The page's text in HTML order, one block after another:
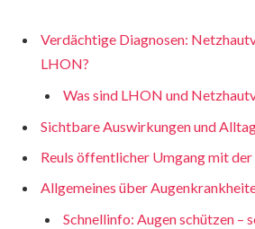
Verdächtige Diagnosen:
LHON?
Was sind LHON und
Sichtbare Auswirkungen und
Reuls öffentlicher Umgang mit
Allgemeines über
Schnellinfo: Augen schützen –